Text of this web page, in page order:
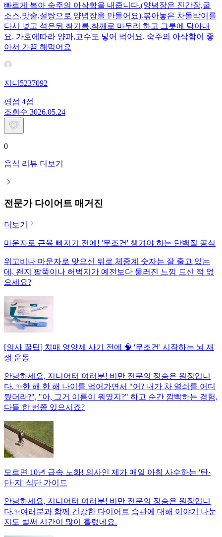
빠르게 볶아 숙주의 아삭함을 내줍니다.(양념장은 진간장,굴
소스,맛술,설탕으로 양념장을 만들어요).볶아놓은 차돌박이를
다시 넣고 석은뒤 참기름,참깨로 마무리 하고 그릇에 담아내
요. 가호에따라 양파,고수도 넣어 먹어요. 숙주의 아삭함이 좋
아서 가끔 해먹어요
지니5237092
평점 4점
조회수 3026.05.24
0
음식 리뷰 더보기
전문가 다이어트 매거진
더보기
마운자로 근육 빠지기 전에! '무조건' 챙겨야 하는 단백질 공식
위고비나 마운자로 맞으신 뒤로 체중계 숫자는 잘 줄고 있는
데, 왠지 팔뚝이나 허벅지가 예전보다 물러진 느낌 드신 적 없
으세요?
[의사 꿀팁] 치매 영양제 사기 전에 🧠 '무조건' 시작하는 뇌 재
생 운동
안녕하세요, 지니어터 여러분! 비만 전문의 정승은 원장입니
다. ✨한 해 한 해 나이를 먹어가면서 "어? 내가 차 열쇠를 어디
뒀더라?", "아, 그거 이름이 뭐였지?" 하고 순간 깜빡하는 경험,
다들 한 번쯤 있으시죠?
모르면 10년 급속 노화! 의사인 제가 매일 아침 사수하는 '탄·
단·지' 식단 가이드
안녕하세요, 지니어터 여러분! 비만 전문의 정승은 원장입니
다.✨여러분과 함께 건강한 다이어트 습관에 대해 이야기 나눈
지도 벌써 시간이 많이 흘렀네요.